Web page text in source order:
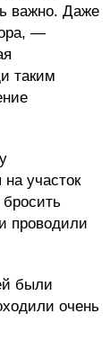
важно. Даже
—
таким
участок
проводили
были
очень